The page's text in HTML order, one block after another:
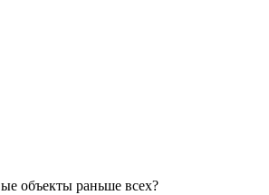
объекты раньше всех?